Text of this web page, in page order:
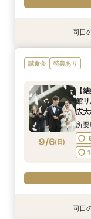
特典あり
9/5(土)
【
顔
&
所
特典あり
9/5(土)
【時
80
所
特典あり
9/5(土)
"気
同日
試食会 特典あり
9/6(日)
【
館
広
い
所
特典あり
特典あり
特典あり同日